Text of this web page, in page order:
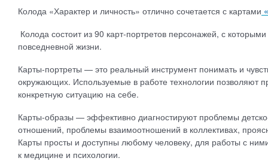
Колода «Характер и личность» отлично сочетается с картами
Колода состоит из 90 карт-портретов персонажей, с
повседневной жизни.
Карты-портреты — это реальный инструмент понимать и
окружающих. Используемые в работе технологии позволяют
конкретную ситуацию на себе.
Карты-образы — эффективно диагностируют проблемы
отношений, проблемы взаимоотношений в коллективах,
Карты просты и доступны любому человеку, для работы с
к медицине и психологии.